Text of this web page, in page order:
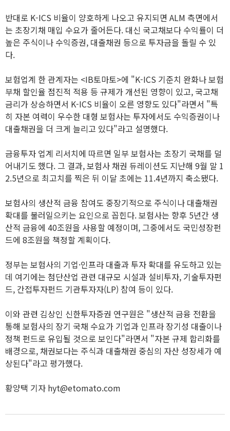
반대로 K-ICS 비율이 양호하게 나오고 유지되면 ALM 측면에서
는 초장기채 매입 수요가 줄어든다. 대신 국고채보다 수익률이 더
높은 주식이나 수익증권, 대출채권 등으로 투자금을 돌릴 수 있
다.
보험업계 한 관계자는 <IB토마토>에 "K-ICS 기준치 완화나 보험
부채 할인율 점진적 적용 등 규제가 개선된 영향이 있고, 국고채
금리가 상승하면서 K-ICS 비율이 오른 영향도 있다"라면서 "특
히 자본 여력이 우수한 대형 보험사는 투자에서도 수익증권이나
대출채권을 더 크게 늘리고 있다"라고 설명했다.
금융투자 업계 리서치에 따르면 일부 보험사는 초장기 국채를 덜
어내기도 했다. 그 결과, 보험사 채권 듀레이션도 지난해 9월 말 1
2.5년으로 최고치를 찍은 뒤 이달 초에는 11.4년까지 축소됐다.
보험사의 생산적 금융 참여도 중장기적으로 주식이나 대출채권
확대를 불러일으키는 요인으로 꼽힌다. 보험사는 향후 5년간 생
산적 금융에 40조원을 사용할 예정이며, 그중에서도 국민성장펀
드에 8조원을 책정할 계획이다.
정부는 보험사의 기업·인프라 대출과 투자 확대를 유도하고 있는
데 여기에는 첨단산업 관련 대규모 시설과 설비투자, 기술투자펀
드, 간접투자펀드 기관투자자(LP) 참여 등이 있다.
이와 관련 김상인 신한투자증권 연구원은 "생산적 금융 전환을
통해 보험사의 장기 국채 수요가 기업과 인프라 장기성 대출이나
정책 펀드로 유입될 것으로 보인다"라면서 "자본 규제 합리화를
배경으로, 채권보다는 주식과 대출채권 중심의 자산 성장세가 예
상된다"라고 평가했다.
황양택 기자 hyt@etomato.com